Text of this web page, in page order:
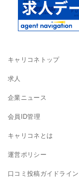
キャリコネトップ
求人
企業ニュース
会員ID管理
キャリコネとは
運営ポリシー
口コミ投稿ガイドライン